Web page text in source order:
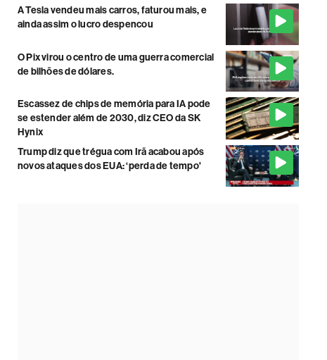
A Tesla vendeu mais carros, faturou mais, e
ainda assim o lucro despencou
O Pix virou o centro de uma guerra comercial
de bilhões de dólares.
Escassez de chips de memória para IA pode
se estender além de 2030, diz CEO da SK
Hynix
Trump diz que trégua com Irã acabou após
novos ataques dos EUA: ‘perda de tempo'